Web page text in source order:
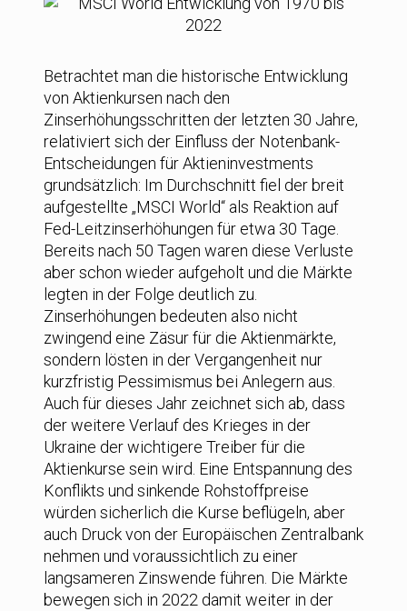
Betrachtet man die historische Entwicklung
von Aktienkursen nach den
Zinserhöhungsschritten der letzten 30 Jahre,
relativiert sich der Einfluss der Notenbank-
Entscheidungen für Aktieninvestments
grundsätzlich: Im Durchschnitt fiel der breit
aufgestellte „MSCI World“ als Reaktion auf
Fed-Leitzinserhöhungen für etwa 30 Tage.
Bereits nach 50 Tagen waren diese Verluste
aber schon wieder aufgeholt und die Märkte
legten in der Folge deutlich zu.
Zinserhöhungen bedeuten also nicht
zwingend eine Zäsur für die Aktienmärkte,
sondern lösten in der Vergangenheit nur
kurzfristig Pessimismus bei Anlegern aus.
Auch für dieses Jahr zeichnet sich ab, dass
der weitere Verlauf des Krieges in der
Ukraine der wichtigere Treiber für die
Aktienkurse sein wird. Eine Entspannung des
Konflikts und sinkende Rohstoffpreise
würden sicherlich die Kurse beflügeln, aber
auch Druck von der Europäischen Zentralbank
nehmen und voraussichtlich zu einer
langsameren Zinswende führen. Die Märkte
bewegen sich in 2022 damit weiter in der